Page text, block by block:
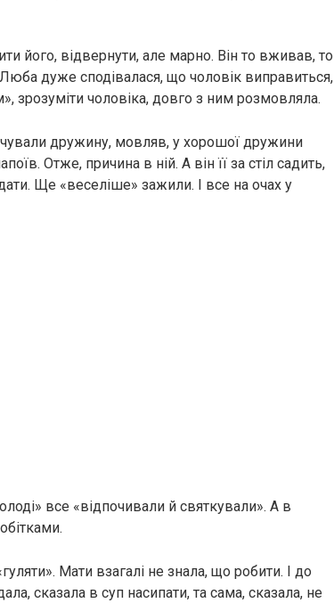
його, відвернути, але марно. Він то вживав, то
дуже сподівалася, що чоловік виправиться,
зрозуміти чоловіка, довго з ним розмовляла.
дружину, мовляв, у хорошої дружини
Отже, причина в ній. А він її за стіл садить,
Ще «веселіше» зажили. І все на очах у
все «відпочивали й святкували». А в
Мати взагалі не знала, що робити. І до
сказала в суп насипати, та сама, сказала, не